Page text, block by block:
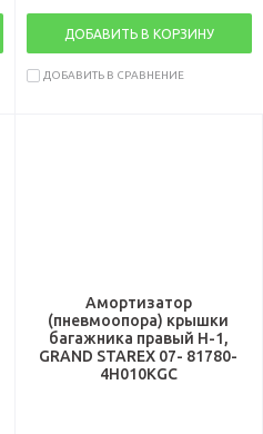
ДОБАВИТЬ В КОРЗИНУ
ДОБАВИТЬ В СРАВНЕНИЕ
Амортизатор
(пневмоопора) крышки
багажника правый H-1,
GRAND STAREX 07- 81780-
4H010KGC